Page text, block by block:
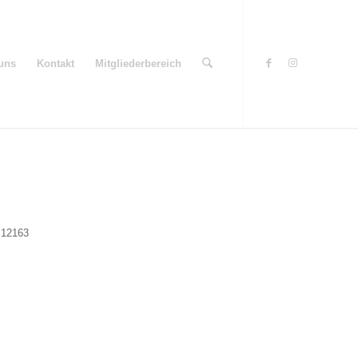
Kontakt Mitgliederbereich